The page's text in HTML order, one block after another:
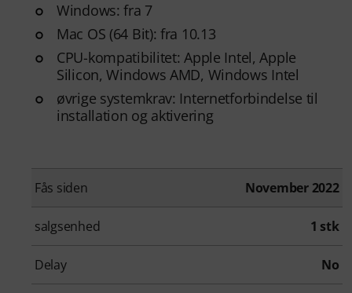
Windows: fra 7
Mac OS (64 Bit): fra 10.13
CPU-kompatibilitet: Apple Intel, Apple
Silicon, Windows AMD, Windows Intel
øvrige systemkrav: Internetforbindelse til
installation og aktivering
Fås siden November 2022
salgsenhed 1 stk
Delay No